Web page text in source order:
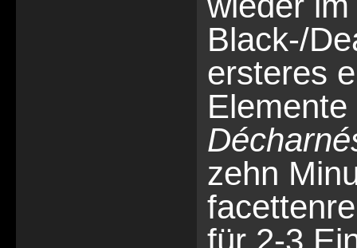
Black-/
ersteres
zehn
für 2-3